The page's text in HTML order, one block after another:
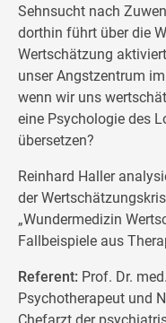
Sehnsucht nach
dorthin führt über die
Wertschätzung
unser Angstzentrum
wenn wir uns
eine Psychologie des
übersetzen?
Reinhard Haller
der
„Wundermedizin
Fallbeispiele aus
Referent: Prof. Dr.
Psychotherapeut und